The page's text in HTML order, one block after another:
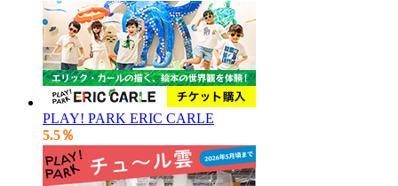
PLAY! PARK ERIC CARLE
5.5％